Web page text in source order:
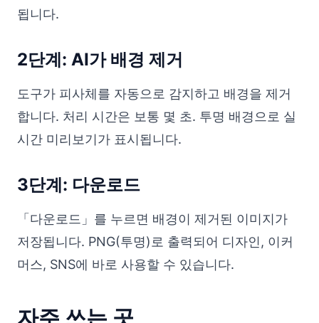
됩니다.
2단계: AI가 배경 제거
도구가 피사체를 자동으로 감지하고 배경을 제거
합니다. 처리 시간은 보통 몇 초. 투명 배경으로 실
시간 미리보기가 표시됩니다.
3단계: 다운로드
「다운로드」를 누르면 배경이 제거된 이미지가
저장됩니다. PNG(투명)로 출력되어 디자인, 이커
머스, SNS에 바로 사용할 수 있습니다.
자주 쓰는 곳